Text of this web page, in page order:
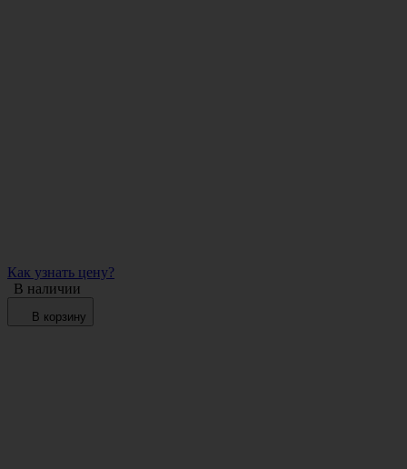
Как узнать цену?
В наличии
В корзину